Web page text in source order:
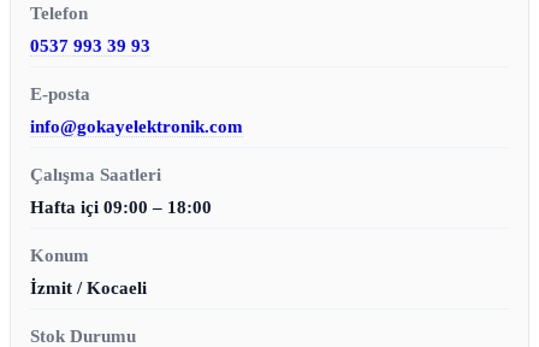
Telefon
0537 993 39 93
E-posta
info@gokayelektronik.com
Çalışma Saatleri
Hafta içi 09:00 – 18:00
Konum
İzmit / Kocaeli
Stok Durumu